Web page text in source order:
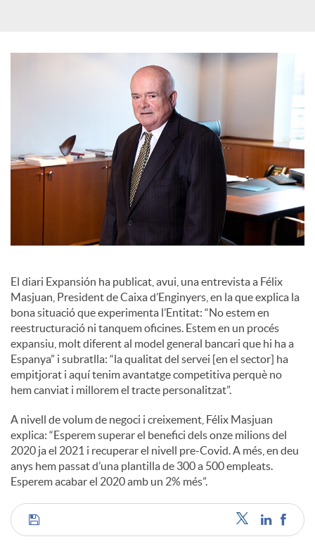
i
l
s
El diari Expansión ha publicat, avui, una entrevista a Félix
Masjuan, President de Caixa d’Enginyers, en la que explica la
bona situació que experimenta l’Entitat: “No estem en
reestructuració ni tanquem oficines. Estem en un procés
expansiu, molt diferent al model general bancari que hi ha a
Espanya” i subratlla: “la qualitat del servei [en el sector] ha
empitjorat i aquí tenim avantatge competitiva perquè no
hem canviat i millorem el tracte personalitzat”.
A nivell de volum de negoci i creixement, Félix Masjuan
explica: “Esperem superar el benefici dels onze milions del
2020 ja el 2021 i recuperar el nivell pre-Covid. A més, en deu
anys hem passat d’una plantilla de 300 a 500 empleats.
Esperem acabar el 2020 amb un 2% més”.
C